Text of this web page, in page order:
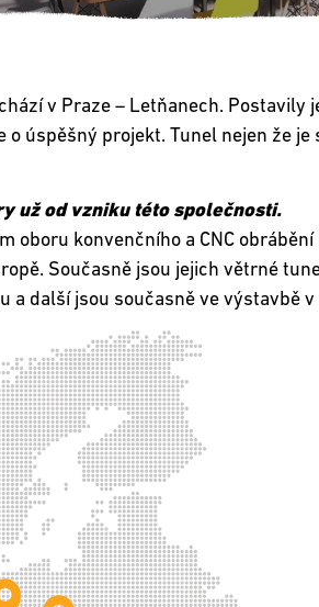
v Praze – Letňanech. Postavily
úspěšný projekt. Tunel nejen že
už od vzniku této společnosti.
konvenčního a CNC
Současně jsou jejich větrné
a další jsou současně ve výstavbě